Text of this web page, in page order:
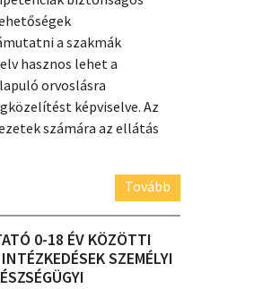
a szakmák
hasznos lehet a
orvoslásra
képviselve. Az
számára az ellátás
Tovább
0-18 ÉV KÖZÖTTI
SZEMÉLYI